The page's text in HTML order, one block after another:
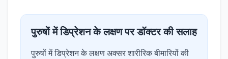
पुरुषों में डिप्रेशन के लक्षण पर डॉक्टर की सलाह
पुरुषों में डिप्रेशन के लक्षण अक्सर शारीरिक बीमारियों की